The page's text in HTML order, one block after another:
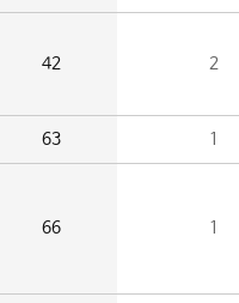
42 2
63 1
66 1